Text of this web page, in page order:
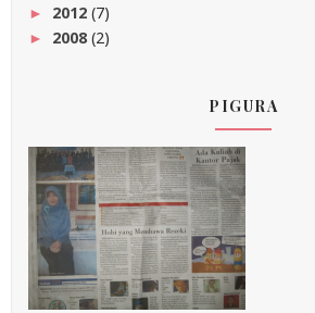
► 2012 (7)
► 2008 (2)
PIGURA